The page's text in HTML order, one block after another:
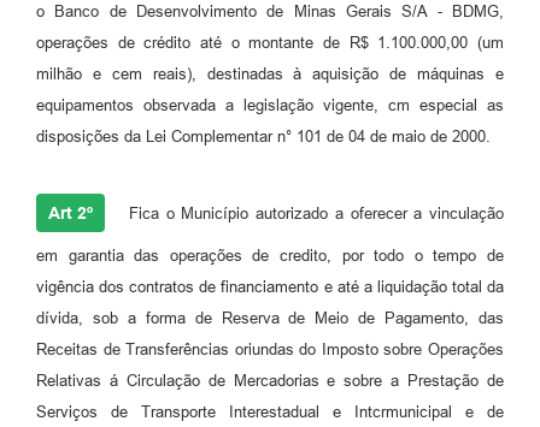
o Banco de Desenvolvimento de Minas Gerais S/A - BDMG,
operações de crédito até o montante de R$ 1.100.000,00 (um
milhão e cem reais), destinadas à aquisição de máquinas e
equipamentos observada a legislação vigente, cm especial as
disposições da Lei Complementar n° 101 de 04 de maio de 2000.
Art 2º Fica o Município autorizado a oferecer a vinculação
em garantia das operações de credito, por todo o tempo de
vigência dos contratos de financiamento e até a liquidação total da
dívida, sob a forma de Reserva de Meio de Pagamento, das
Receitas de Transferências oriundas do Imposto sobre Operações
Relativas á Circulação de Mercadorias e sobre a Prestação de
Serviços de Transporte Interestadual e Intcrmunicipal e de